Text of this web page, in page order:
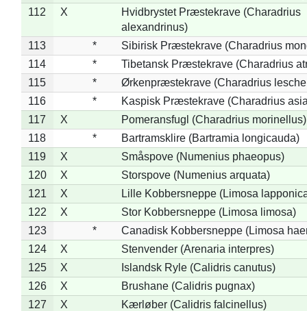
112
X
Hvidbrystet Præstekrave (Charadrius
alexandrinus)
113
*
Sibirisk Præstekrave (Charadrius
114
*
Tibetansk Præstekrave (Charadrius
115
*
Ørkenpræstekrave (Charadrius
116
*
Kaspisk Præstekrave (Charadrius
117
X
Pomeransfugl (Charadrius morinellus)
118
*
Bartramsklire (Bartramia longicauda)
119
X
Småspove (Numenius phaeopus)
120
X
Storspove (Numenius arquata)
121
X
Lille Kobbersneppe (Limosa
122
X
Stor Kobbersneppe (Limosa limosa)
123
*
Canadisk Kobbersneppe (Limosa
124
X
Stenvender (Arenaria interpres)
125
X
Islandsk Ryle (Calidris canutus)
126
X
Brushane (Calidris pugnax)
127
X
Kærløber (Calidris falcinellus)